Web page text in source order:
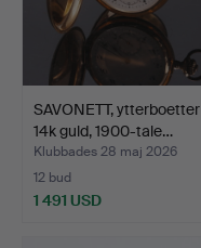
SAVONETT, ytterboetter
14k guld, 1900-tale…
Klubbades 28 maj 2026
12 bud
1 491 USD